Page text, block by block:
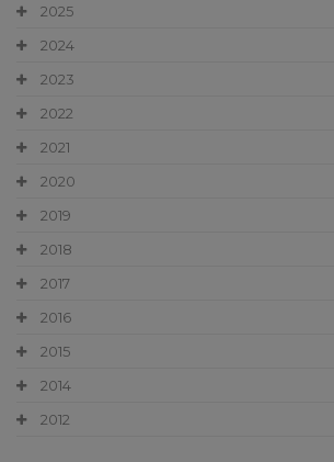
2025
2024
2023
2022
2021
2020
2019
2018
2017
2016
2015
2014
2012